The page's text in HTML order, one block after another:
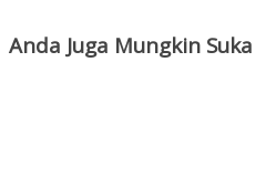
Anda Juga Mungkin Suka